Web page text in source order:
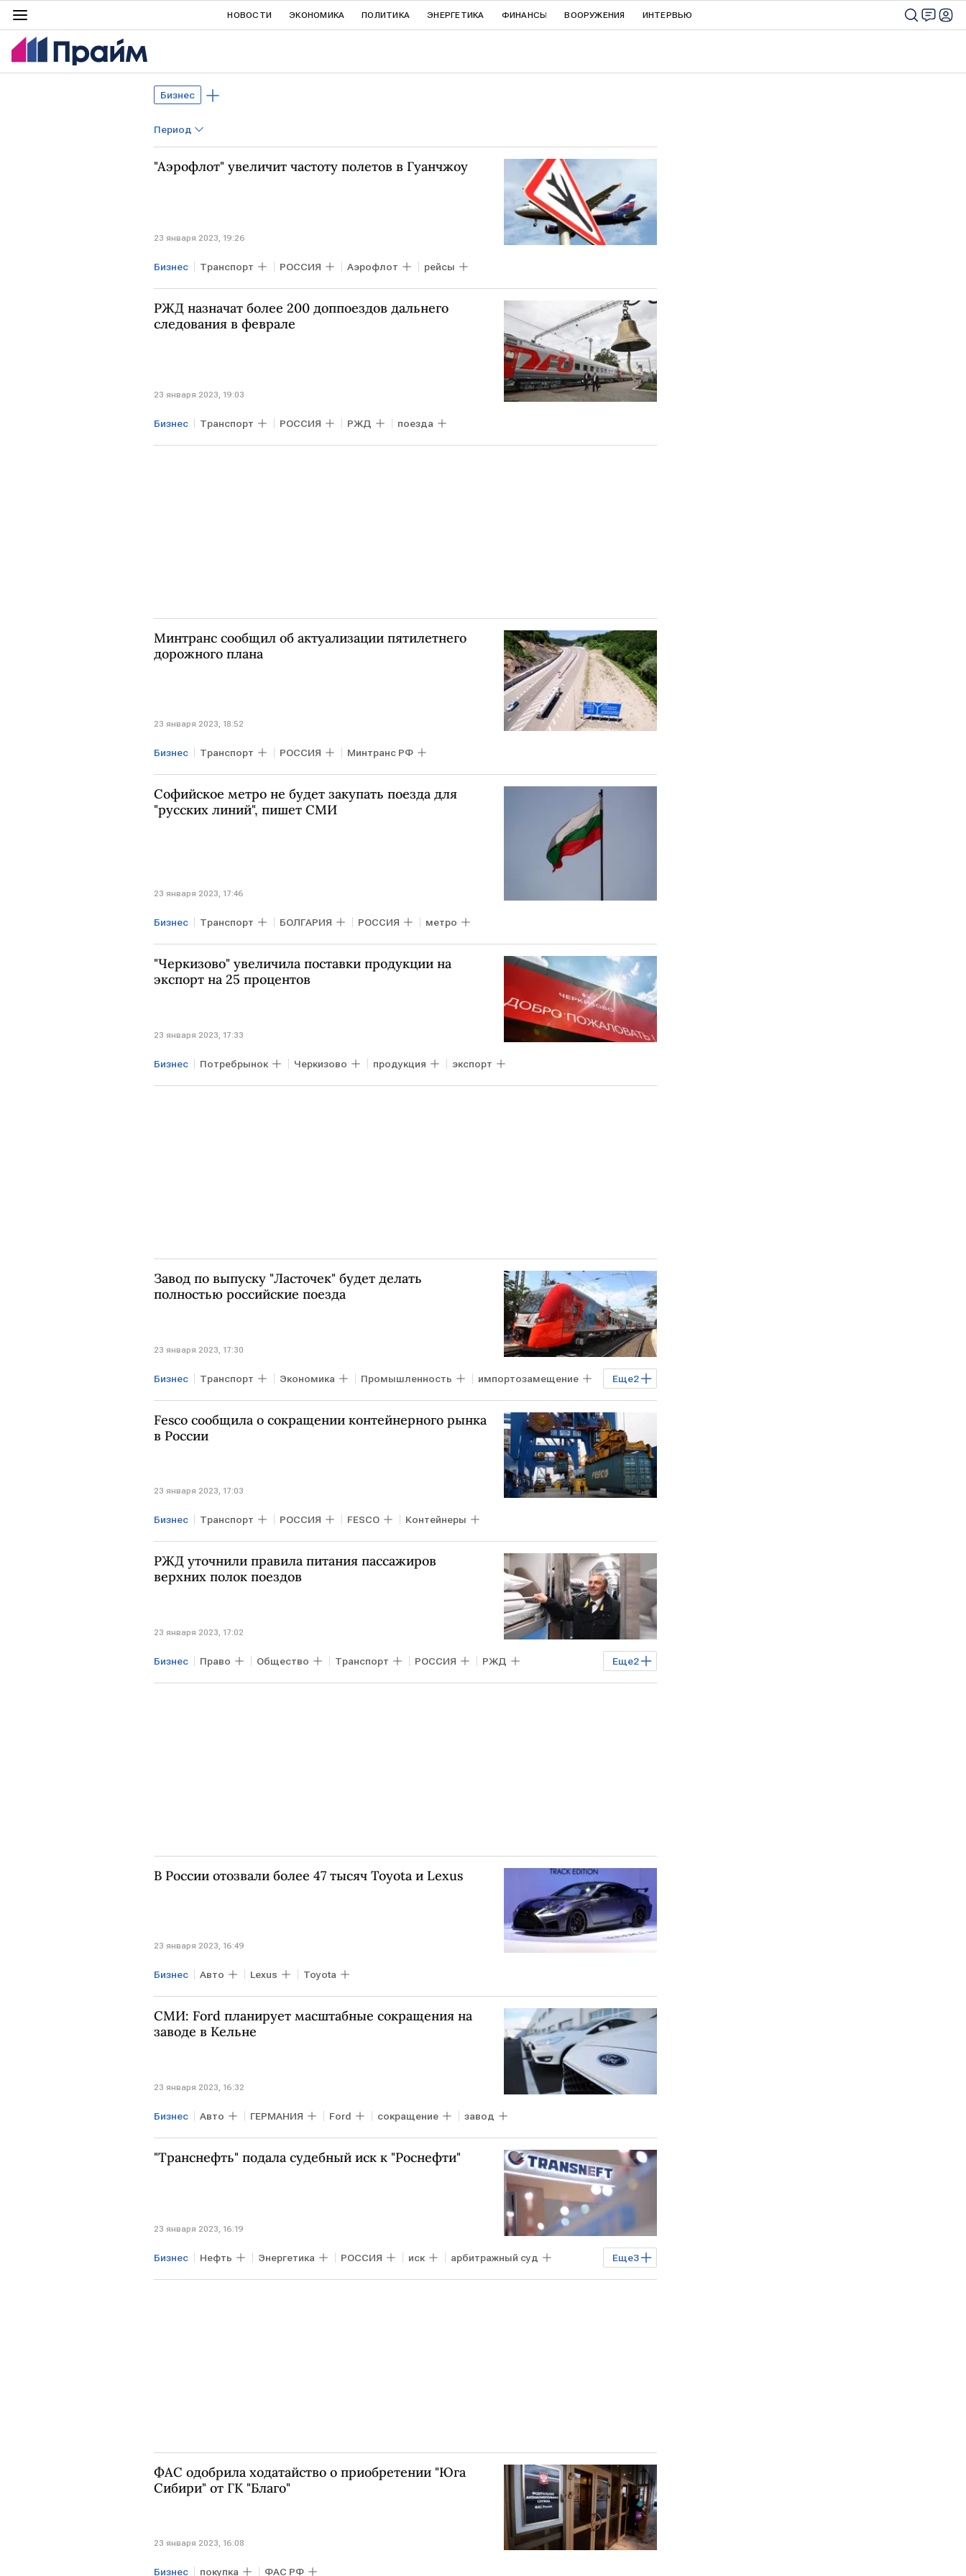
НОВОСТИ ЭКОНОМИКА ПОЛИТИКА ЭНЕРГЕТИКА ФИНАНСЫ ВООРУЖЕНИЯ ИНТЕРВЬЮ
Бизнес
Период
"Аэрофлот" увеличит частоту полетов в Гуанчжоу
23 января 2023, 19:26
Бизнес Транспорт РОССИЯ Аэрофлот рейсы
РЖД назначат более 200 доппоездов дальнего
следования в феврале
23 января 2023, 19:03
Бизнес Транспорт РОССИЯ РЖД поезда
Минтранс сообщил об актуализации пятилетнего
дорожного плана
23 января 2023, 18:52
Бизнес Транспорт РОССИЯ Минтранс РФ
Софийское метро не будет закупать поезда для
"русских линий", пишет СМИ
23 января 2023, 17:46
Бизнес Транспорт БОЛГАРИЯ РОССИЯ метро
"Черкизово" увеличила поставки продукции на
экспорт на 25 процентов
23 января 2023, 17:33
Бизнес Потребрынок Черкизово продукция экспорт
Завод по выпуску "Ласточек" будет делать
полностью российские поезда
23 января 2023, 17:30
Еще2
Бизнес Транспорт Экономика Промышленность импортозамещение
поезда "Синара-ТМ"
Fesco сообщила о сокращении контейнерного рынка
в России
23 января 2023, 17:03
Бизнес Транспорт РОССИЯ FESCO Контейнеры
РЖД уточнили правила питания пассажиров
верхних полок поездов
23 января 2023, 17:02
Еще2
Бизнес Право Общество Транспорт РОССИЯ РЖД
путешествия поезда
В России отозвали более 47 тысяч Toyota и Lexus
23 января 2023, 16:49
Бизнес Авто Lexus Toyota
СМИ: Ford планирует масштабные сокращения на
заводе в Кельне
23 января 2023, 16:32
Бизнес Авто ГЕРМАНИЯ Ford сокращение завод
"Транснефть" подала судебный иск к "Роснефти"
23 января 2023, 16:19
Еще3
Бизнес Нефть Энергетика РОССИЯ иск арбитражный суд
МОСКВА Транснефть Роснефть
ФАС одобрила ходатайство о приобретении "Юга
Сибири" от ГК "Благо"
23 января 2023, 16:08
Бизнес покупка ФАС РФ